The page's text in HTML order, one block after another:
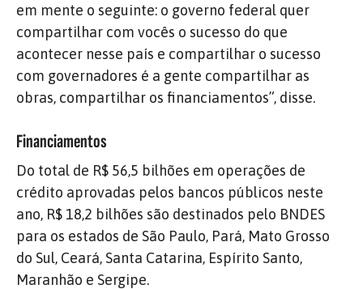
em mente o seguinte: o governo federal quer
compartilhar com vocês o sucesso do que
acontecer nesse país e compartilhar o sucesso
com governadores é a gente compartilhar as
obras, compartilhar os financiamentos”, disse.
Financiamentos
Do total de R$ 56,5 bilhões em operações de
crédito aprovadas pelos bancos públicos neste
ano, R$ 18,2 bilhões são destinados pelo BNDES
para os estados de São Paulo, Pará, Mato Grosso
do Sul, Ceará, Santa Catarina, Espírito Santo,
Maranhão e Sergipe.